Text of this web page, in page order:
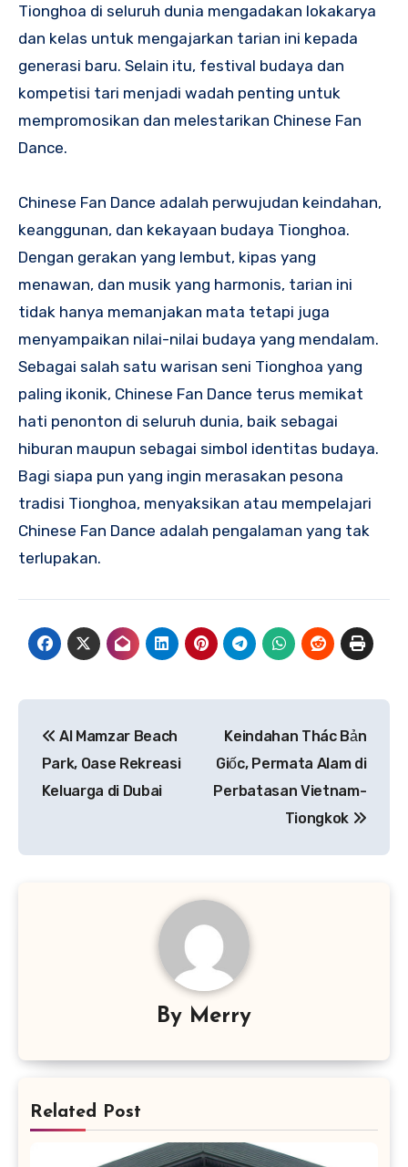
Tionghoa di seluruh dunia mengadakan lokakarya
dan kelas untuk mengajarkan tarian ini kepada
generasi baru. Selain itu, festival budaya dan
kompetisi tari menjadi wadah penting untuk
mempromosikan dan melestarikan Chinese Fan
Dance.
Chinese Fan Dance adalah perwujudan keindahan,
keanggunan, dan kekayaan budaya Tionghoa.
Dengan gerakan yang lembut, kipas yang
menawan, dan musik yang harmonis, tarian ini
tidak hanya memanjakan mata tetapi juga
menyampaikan nilai-nilai budaya yang mendalam.
Sebagai salah satu warisan seni Tionghoa yang
paling ikonik, Chinese Fan Dance terus memikat
hati penonton di seluruh dunia, baik sebagai
hiburan maupun sebagai simbol identitas budaya.
Bagi siapa pun yang ingin merasakan pesona
tradisi Tionghoa, menyaksikan atau mempelajari
Chinese Fan Dance adalah pengalaman yang tak
terlupakan.
pos
Al Mamzar Beach
Park, Oase Rekreasi
Keluarga di Dubai
Keindahan Thác Bản
Giốc, Permata Alam di
Perbatasan Vietnam-
Tiongkok
By Merry
Related Post